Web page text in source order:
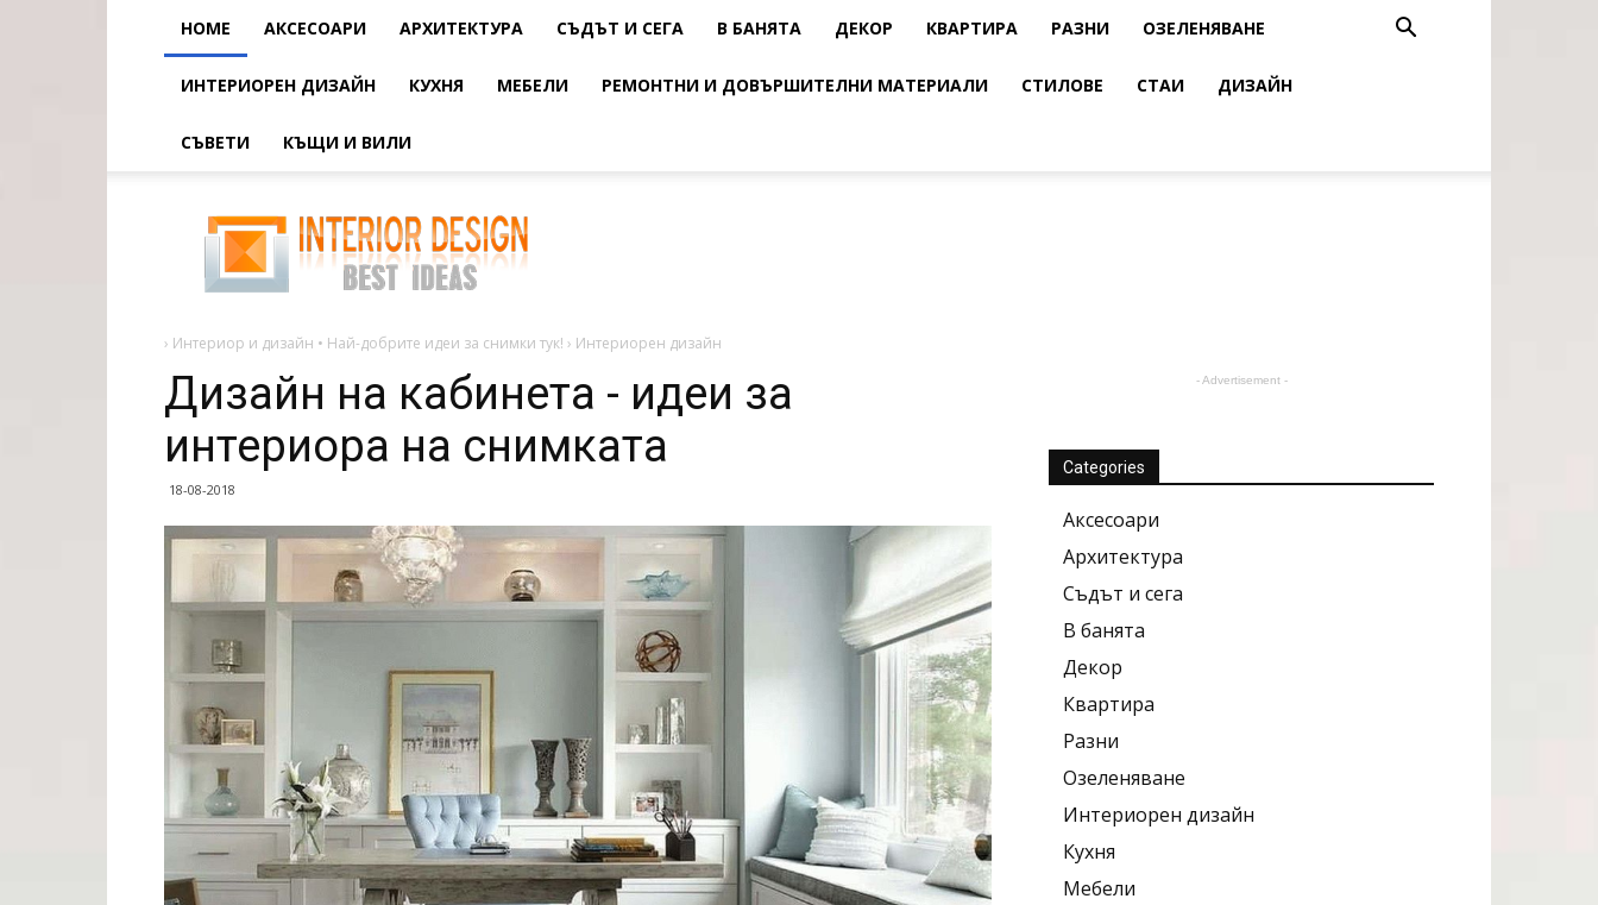
HOME АКСЕСОАРИ АРХИТЕКТУРА СЪДЪТ И СЕГА В БАНЯТА ДЕКОР КВАРТИРА РАЗНИ ОЗЕЛЕНЯВАНЕ
ИНТЕРИОРЕН ДИЗАЙН КУХНЯ МЕБЕЛИ РЕМОНТНИ И ДОВЪРШИТЕЛНИ МАТЕРИАЛИ СТИЛОВЕ СТАИ ДИЗАЙН
СЪВЕТИ КЪЩИ И ВИЛИ
на
кабинета
идеи
за
снимката
› Интериор и дизайн • Най-добрите идеи за снимки тук! › Интериорен дизайн
Дизайн на кабинета - идеи за
интериора на снимката
18-08-2018
- Advertisement -
Categories
Аксесоари
Архитектура
Съдът и сега
В банята
Декор
Квартира
Разни
Озеленяване
Интериорен дизайн
Кухня
Мебели